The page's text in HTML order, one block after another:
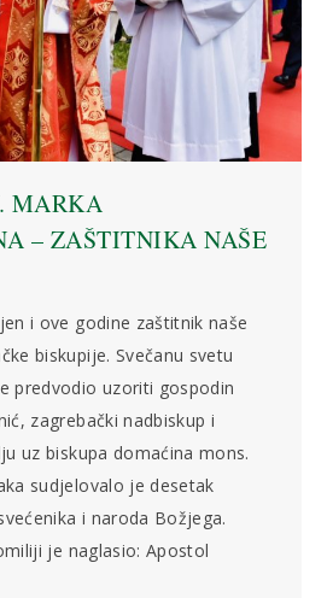
MARKA
– ZAŠTITNIKA NAŠE
i ove godine zaštitnik naše
biskupije. Svečanu svetu
predvodio uzoriti gospodin
zagrebački nadbiskup i
uz biskupa domaćina mons.
sudjelovalo je desetak
i naroda Božjega.
je naglasio: Apostol